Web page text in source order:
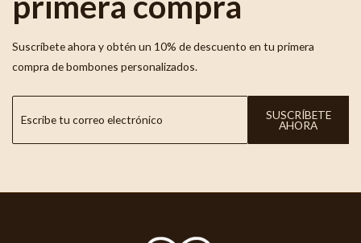
Suscríbete ahora y obtén un 10% de descuento en tu primera
compra de bombones personalizados.
SUSCRÍBETE
AHORA